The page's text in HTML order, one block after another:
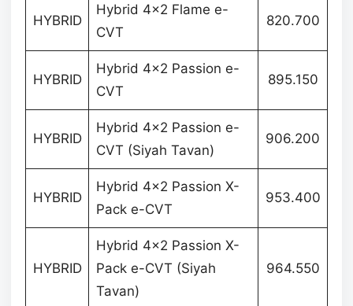
HYBRID
Hybrid 4×2 Flame e-
CVT
820.700
HYBRID
Hybrid 4×2 Passion e-
CVT
895.150
HYBRID
Hybrid 4×2 Passion e-
CVT (Siyah Tavan)
906.200
HYBRID
Hybrid 4×2 Passion X-
Pack e-CVT
953.400
HYBRID
Hybrid 4×2 Passion X-
Pack e-CVT (Siyah
Tavan)
964.550